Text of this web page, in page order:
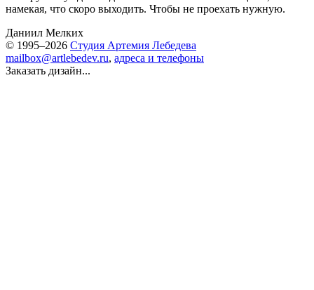
намекая, что скоро выходить. Чтобы не проехать нужную.
Даниил Мелких
© 1995–2026 Студия Артемия Лебедева
mailbox@artlebedev.ru, адреса и телефоны
Заказать дизайн...